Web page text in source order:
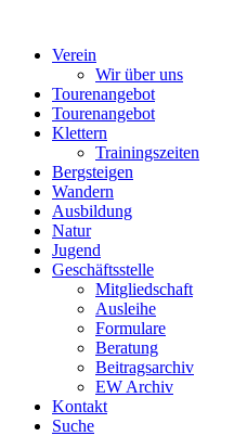
Verein
Wir über uns
Tourenangebot
Tourenangebot
Klettern
Trainingszeiten
Bergsteigen
Wandern
Ausbildung
Natur
Jugend
Geschäftsstelle
Mitgliedschaft
Ausleihe
Formulare
Beratung
Beitragsarchiv
EW Archiv
Kontakt
Suche